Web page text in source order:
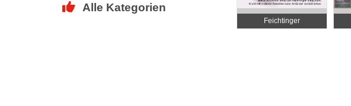
Alle Kategorien
Feichtinger
Schmuckhandel Zentrale